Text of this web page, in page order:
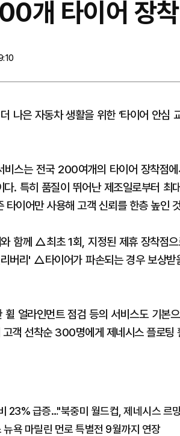
개 타이어 장
나은 자동차 생활을 위한 ‘타이어 안심
비스는 전국 200여개의 타이어 장착점
다. 특히 품질이 뛰어난 제조일로부터
타이어만 사용해 고객 신뢰를 한층 높인
함께 △최초 1회, 지정된 제휴 장착점
버리' △타이어가 파손되는 경우 보상받
얼라인먼트 점검 등의 서비스도 기본
객 선착순 300명에게 제네시스 플로팅
23% 급증…"북중미 월드컵, 제네시스 르
욕 마릴린 먼로 특별전 9월까지 연장